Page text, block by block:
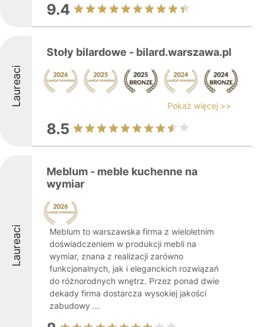
9.4
Laureaci
Stoły bilardowe - bilard.warszawa.pl
Pokaż więcej >>
8.5
Laureaci
Meblum - meble kuchenne na
wymiar
Meblum to warszawska firma z wieloletnim
doświadczeniem w produkcji mebli na
wymiar, znana z realizacji zarówno
funkcjonalnych, jak i eleganckich rozwiązań
do różnorodnych wnętrz. Przez ponad dwie
dekady firma dostarcza wysokiej jakości
zabudowy ...